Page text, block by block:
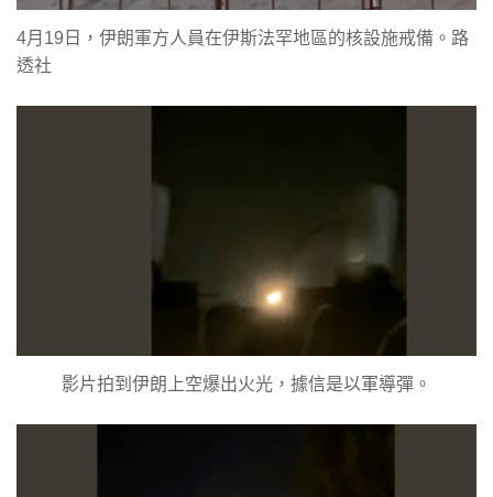
4月19日，伊朗軍方人員在伊斯法罕地區的核設施戒備。路
透社
影片拍到伊朗上空爆出火光，據信是以軍導彈。